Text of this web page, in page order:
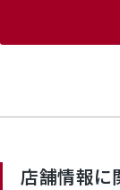
店舗情報に